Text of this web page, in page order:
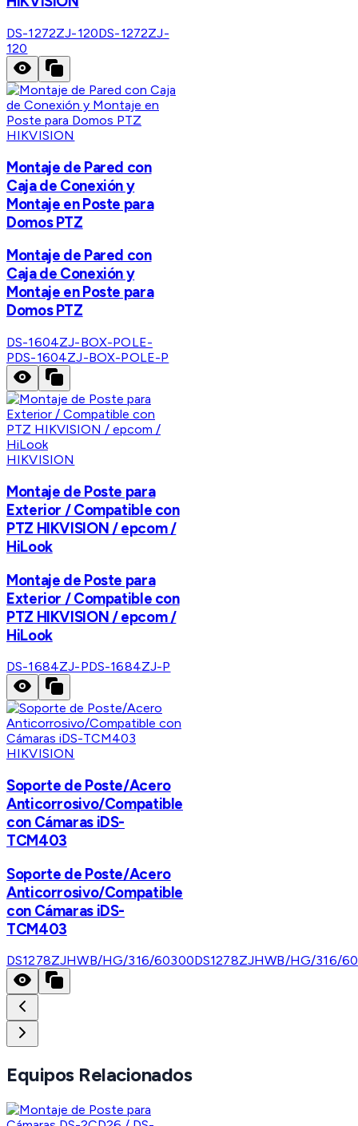
DS-1272ZJ-120DS-1272ZJ-
120
HIKVISION
Montaje de Pared con
Caja de Conexión y
Montaje en Poste para
Domos PTZ
Montaje de Pared con
Caja de Conexión y
Montaje en Poste para
Domos PTZ
DS-1604ZJ-BOX-POLE-
PDS-1604ZJ-BOX-POLE-P
HIKVISION
Montaje de Poste para
Exterior / Compatible con
PTZ HIKVISION / epcom /
HiLook
Montaje de Poste para
Exterior / Compatible con
PTZ HIKVISION / epcom /
HiLook
DS-1684ZJ-PDS-1684ZJ-P
HIKVISION
Soporte de Poste/Acero
Anticorrosivo/Compatible
con Cámaras iDS-
TCM403
Soporte de Poste/Acero
Anticorrosivo/Compatible
con Cámaras iDS-
TCM403
DS1278ZJHWB/HG/316/60300DS1278ZJHWB/HG/316/
Equipos Relacionados